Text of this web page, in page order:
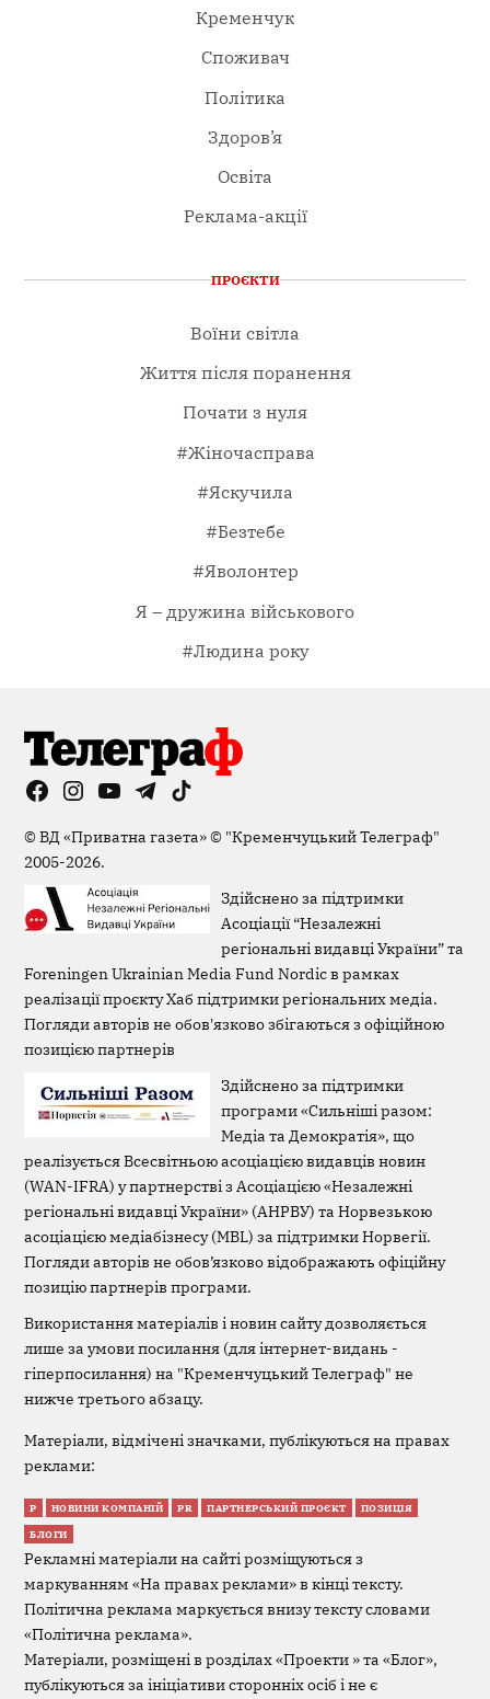
Кременчук
Споживач
Політика
Здоров’я
Освіта
Реклама-акції
ПРОЄКТИ
Воїни світла
Життя після поранення
Почати з нуля
#Жіночасправа
#Яскучила
#Безтебе
#Яволонтер
Я – дружина військового
#Людина року
FacebookInstagram
YouTubeTelegramTikTok
©ВД «Приватна газета»© "Кременчуцький Телеграф"
2005-2026.
Здійснено за підтримки
Асоціації “Незалежні
регіональні видавці України” та
Foreningen Ukrainian Media Fund Nordic в рамках
реалізації проєкту Хаб підтримки регіональних медіа.
Погляди авторів не обов'язково збігаються з офіційною
позицією партнерів
Здійснено за підтримки
програми «Сильніші разом:
Медіа та Демократія», що
реалізується Всесвітньою асоціацією видавців новин
(WAN-IFRA) у партнерстві з Асоціацією «Незалежні
регіональні видавці України» (АНРВУ) та Норвезькою
асоціацією медіабізнесу (MBL) за підтримки Норвегії.
Погляди авторів не обов’язково відображають офіційну
позицію партнерів програми.
Використання матеріалів і новин сайту дозволяється
лише за умови посилання (для інтернет-видань -
гіперпосилання) на "Кременчуцький Телеграф" не
нижче третього абзацу.
Матеріали, відмічені значками, публікуються на правах
реклами:
Р НОВИНИ КОМПАНІЙ PR ПАРТНЕРСЬКИЙ ПРОЄКТ ПОЗИЦІЯ
БЛОГИ
Рекламні матеріали на сайті розміщуються з
маркуванням «На правах реклами» в кінці тексту.
Політична реклама маркується внизу тексту словами
«Політична реклама».
Матеріали, розміщені в розділах «Проекти » та «Блог»,
публікуються за ініціативи сторонніх осіб і не є